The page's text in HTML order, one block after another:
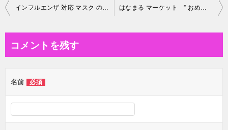
投
ビ
ー
シ
インフルエンザ 対応 マスク の種類について はなまる マーケット ” おめざ ” 沖縄特集
コメントを残す
名前 必須